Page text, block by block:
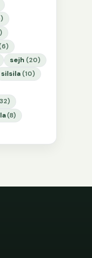
sejh (20)
silsila (10)
(8)